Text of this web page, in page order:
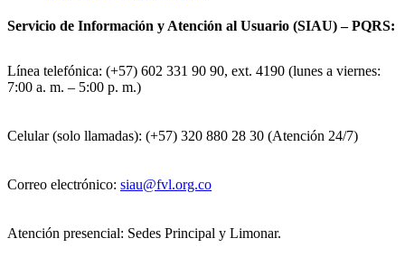
Servicio de Información y Atención al Usuario (SIAU) – PQRS:
Línea telefónica: (+57) 602 331 90 90, ext. 4190 (lunes a viernes:
7:00 a. m. – 5:00 p. m.)
Celular (solo llamadas): (+57) 320 880 28 30 (Atención 24/7)
Correo electrónico: siau@fvl.org.co
Atención presencial: Sedes Principal y Limonar.